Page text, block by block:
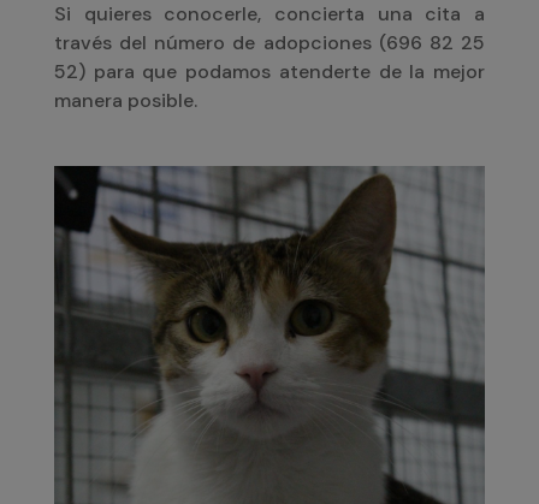
Si quieres conocerle, concierta una cita a
través del número de adopciones (696 82 25
52) para que podamos atenderte de la mejor
manera posible.